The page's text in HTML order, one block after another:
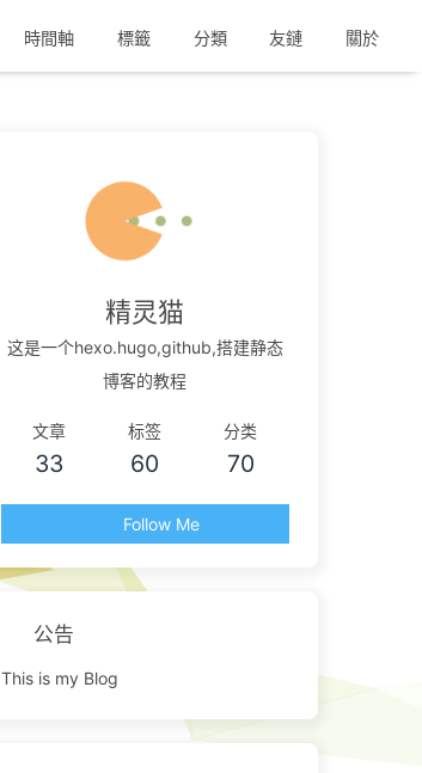
時間軸 標籤 分類 友鏈 關於
精灵猫
这是一个hexo.hugo,github,搭建静态
博客的教程
文章
33
标签
60
分类
70
Follow Me
公告
This is my Blog